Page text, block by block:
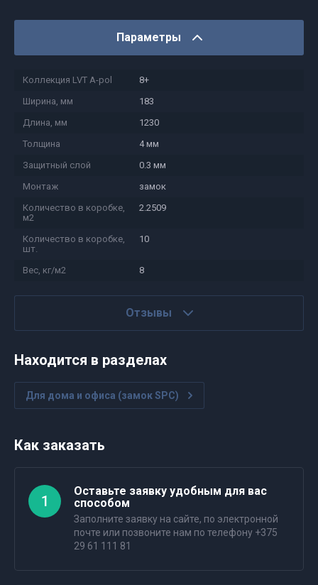
Параметры
Коллекция LVT A-pol
8+
Ширина, мм
183
Длина, мм
1230
Толщина
4 мм
Защитный слой
0.3 мм
Монтаж
замок
Количество в коробке,
м2
2.2509
Количество в коробке,
шт.
10
Вес, кг/м2 8
Отзывы
Находится в разделах
Для дома и офиса (замок SPC)
Как заказать
1
Оставьте заявку удобным для вас
способом
Заполните заявку на сайте, по электронной
почте или позвоните нам по телефону +375
29 61 111 81